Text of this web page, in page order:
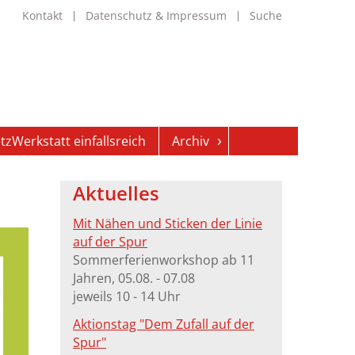
Navigation
überspringen
Kontakt Datenschutz & Impressum Suche
einfallsreich Archiv
Aktuelles
Mit Nähen und Sticken der Linie
auf der Spur
Sommerferienworkshop ab 11
Jahren, 05.08. - 07.08
jeweils 10 - 14 Uhr
Aktionstag "Dem Zufall auf der
Spur"